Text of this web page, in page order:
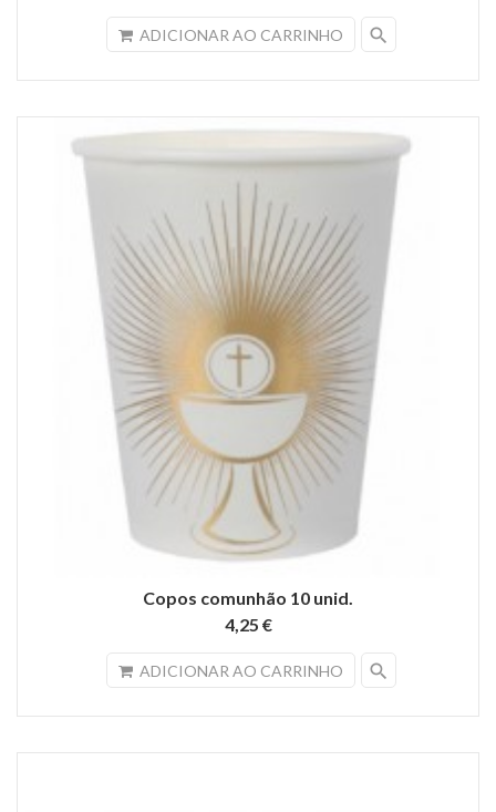
ADICIONAR AO CARRINHO search
Copos comunhão 10 unid.
4,25 €
ADICIONAR AO CARRINHO search